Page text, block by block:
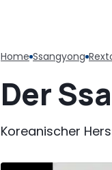
Home Ssangyong
Der
Koreanischer